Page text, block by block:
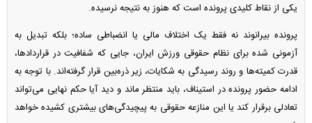
یکی از نقاط کلیدی پرونده است که هنوز به نتیجه نرسیده.
پرونده بیرانوند نه فقط یک اختلاف مالی یا انضباطی ساده؛ بلکه تبدیل به
آزمونی شده برای نظام حقوقی ورزش ایران، جایی که شفافیت در قراردادها،
قدرت کمیته‌ها و روند رسیدگی به شکایات، زیر ذره‌بین قرار گرفته‌اند. با توجه به
ادامه حضور پرونده در استیناف، باید منتظر ماند و دید آیا حکم نهایی می‌تواند
تعادلی برقرار کند یا این منازعه حقوقی به پیچیدگی‌های بیشتری کشیده خواهد